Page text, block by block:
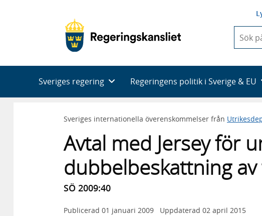
du
skriva
en
med
Sveriges regering Regeringens politik i Sverige & EU
Sveriges internationella överenskommelser från
Avtal med Jersey för
dubbelbeskattning
SÖ 2009:40
Publicerad 01 januari 2009 Uppdaterad 02 april 2015